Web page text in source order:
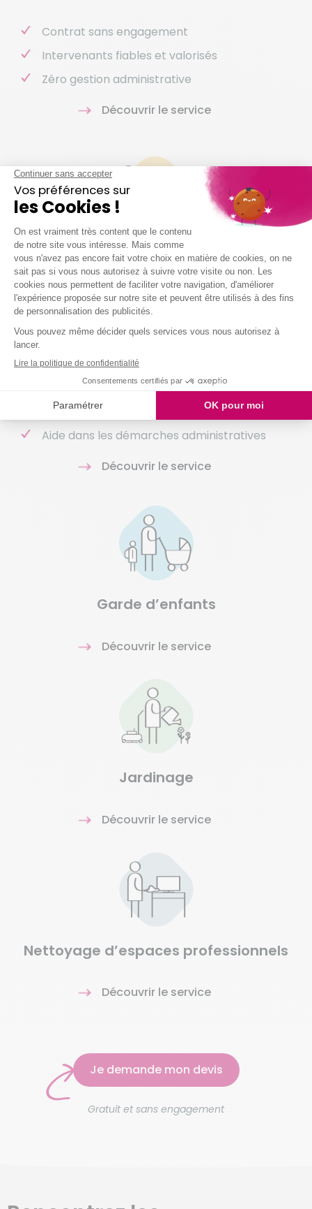
Contrat sans engagement
Intervenants fiables et valorisés
Zéro gestion administrative
Découvrir le service
Aide à domicile
Sorties, repas, toilette, ménage, courses : nous
assurons votre bien-être et celui de vos proches
en perte d’autonomie dans tous les gestes du
Aide à domicile sur-mesure
Auxiliaires de vie qualifiés et passionnés
Aide dans les démarches administratives
Découvrir le service
Garde d’enfants
Découvrir le service
Jardinage
Découvrir le service
Nettoyage d’espaces professionnels
Découvrir le service
Je demande mon devis
Gratuit et sans engagement